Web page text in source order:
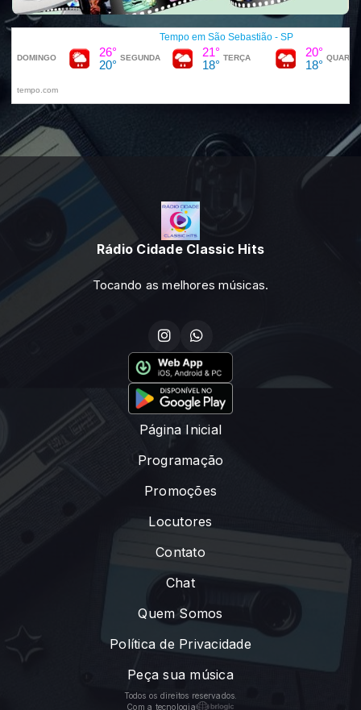
Rádio Cidade Classic Hits
Tocando as melhores músicas.
Página Inicial
Programação
Promoções
Locutores
Contato
Chat
Quem Somos
Política de Privacidade
Peça sua música
Todos os direitos reservados.
Com a tecnologia